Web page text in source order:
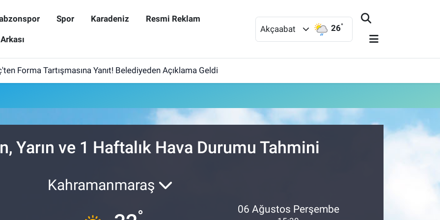
Spor Karadeniz Resmi Reklam
Akçaabat 26°
Forma Tartışmasına Yanıt! Belediyeden Açıklama Geldi
Yarın ve 1 Haftalık Hava Durumu Tahmini
Kahramanmaraş
° 06 Ağustos Perşembe